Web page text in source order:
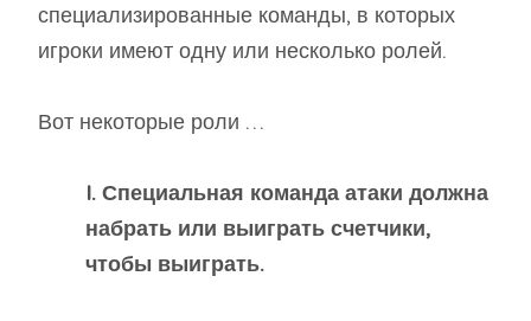
специализированные команды, в которых
игроки имеют одну или несколько ролей.
Вот некоторые роли …
I. Специальная команда атаки должна
набрать или выиграть счетчики,
чтобы выиграть.